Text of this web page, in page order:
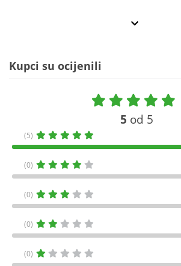
Kupci su ocijenili
5 od 5
(5)
(0)
(0)
(0)
(0)